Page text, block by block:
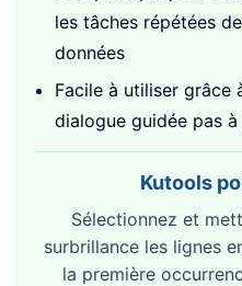
les tâches répétées
données
Facile à utiliser grâce
dialogue guidée pas à
Kutools
Sélectionnez et
surbrillance les lignes
la première